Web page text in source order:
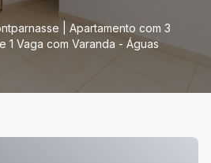
| Apartamento com 3
1 Vaga com Varanda - Águas